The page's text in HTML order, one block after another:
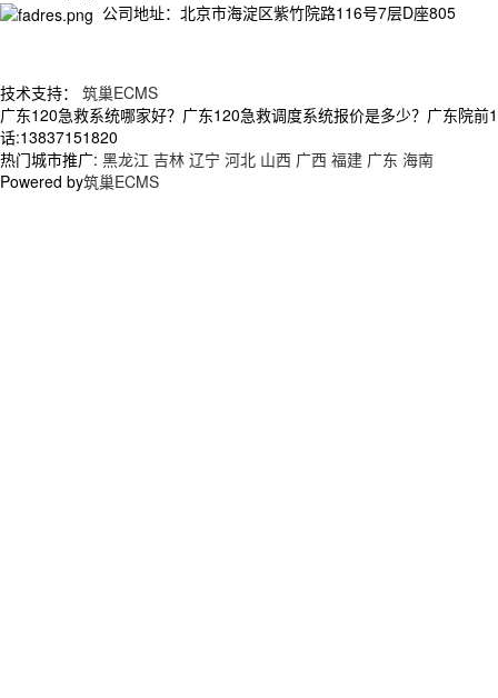
公司地址：北京市海淀区紫竹院路116号7层D座805
技术支持： 筑巢ECMS
广东120急救系统哪家好？广东120急救调度系统报价是多少？广东院
话:13837151820
热门城市推广: 黑龙江 吉林 辽宁 河北 山西 广西 福建 广东 海南
Powered by筑巢ECMS